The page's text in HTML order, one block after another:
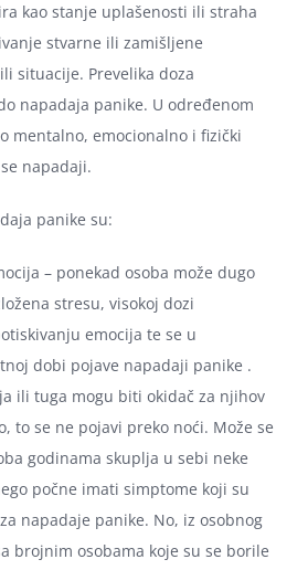
kao stanje uplašenosti ili straha
stvarne ili zamišljene
situacije. Prevelika doza
napadaja panike. U određenom
mentalno, emocionalno i fizički
napadaji.
panike su:
– ponekad osoba može dugo
stresu, visokoj dozi
emocija te se u
dobi pojave napadaji panike .
ili tuga mogu biti okidač za njihov
to se ne pojavi preko noći. Može se
godinama skuplja u sebi neke
počne imati simptome koji su
napadaje panike. No, iz osobnog
brojnim osobama koje su se borile